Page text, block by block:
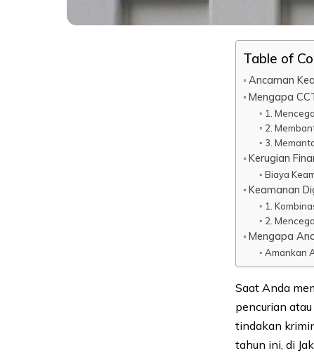
Table of
Ancaman
Mengapa
1.
2.
3.
Kerugian
Biaya
Keamanan
1.
2.
Mengapa
Amankan
Saat Anda
pencurian
tindakan
tahun ini, di